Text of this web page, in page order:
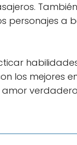
personajes a
los mejores